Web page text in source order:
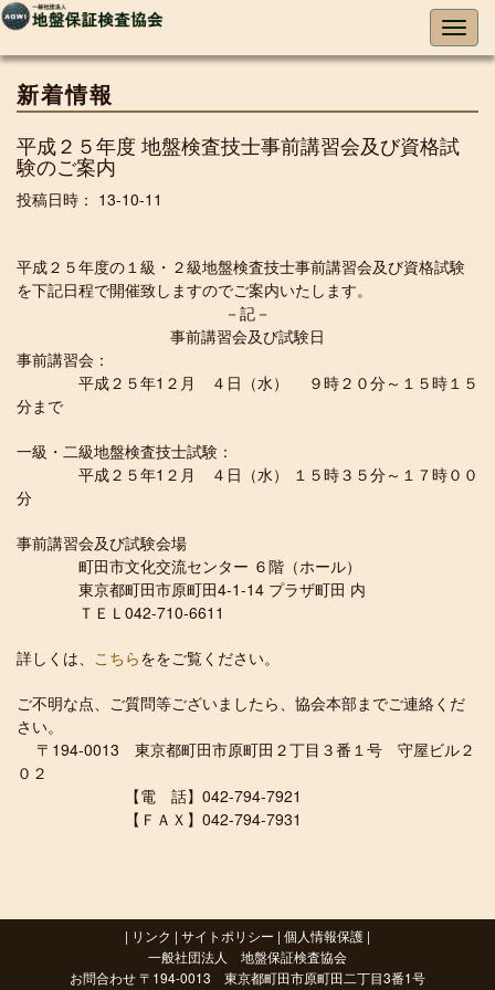
新着情報
平成２５年度 地盤検査技士事前講習会及び資格試
験のご案内
投稿日時： 13-10-11
平成２５年度の１級・２級地盤検査技士事前講習会及び資格試験
を下記日程で開催致しますのでご案内いたします。
－記－
事前講習会及び試験日
事前講習会：
平成２５年1２月 ４日（水） ９時２０分～１５時１５
分まで
一級・二級地盤検査技士試験：
平成２５年1２月 ４日（水） １５時３５分～１７時００
分
事前講習会及び試験会場
町田市文化交流センター ６階（ホール）
東京都町田市原町田4-1-14 プラザ町田 内
ＴＥＬ042-710-6611
詳しくは、 こちらををご覧ください。
ご不明な点、ご質問等ございましたら、協会本部までご連絡くだ
さい。
〒194-0013 東京都町田市原町田２丁目３番１号 守屋ビル２
０２
【電 話】042-794-7921
【ＦＡＸ】042-794-7931
| リンク | サイトポリシー | 個人情報保護 |
一般社団法人 地盤保証検査協会
お問合わせ 〒194-0013 東京都町田市原町田二丁目3番1号